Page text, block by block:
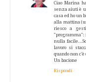
Ciao Marina
senza aiuti è
casa ed ho un
alla mattina
riesco a
"programma":
nulla
lavoro si
quando non
Un bacione
Rispondi